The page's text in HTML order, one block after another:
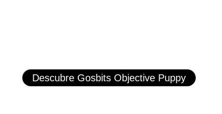
Descubre Gosbits Objective Puppy